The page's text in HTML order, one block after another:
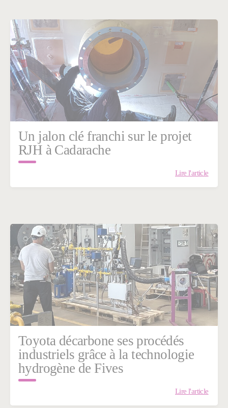
Un jalon clé franchi sur le projet
RJH à Cadarache
Lire l'article
Toyota décarbone ses procédés
industriels grâce à la technologie
hydrogène de Fives
Lire l'article